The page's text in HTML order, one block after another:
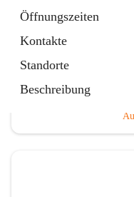
Öffnungszeiten
Kontakte
Standorte
Beschreibung